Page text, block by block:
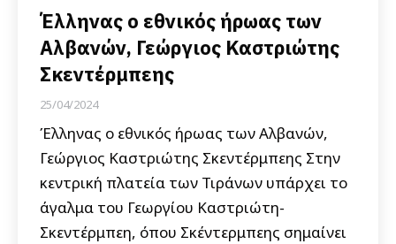
Έλληνας ο εθνικός ήρωας των
Αλβανών, Γεώργιος Καστριώτης
Σκεντέρμπεης
25/04/2024
Έλληνας ο εθνικός ήρωας των Αλβανών,
Γεώργιος Καστριώτης Σκεντέρμπεης Στην
κεντρική πλατεία των Τιράνων υπάρχει το
άγαλμα του Γεωργίου Καστριώτη-
Σκεντέρμπεη, όπου Σκέντερμπεης σημαίνει